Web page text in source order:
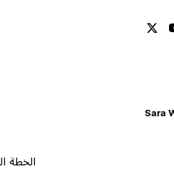
الخطة المجانية